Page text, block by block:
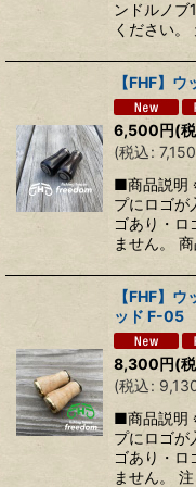
ンドルノブ
ください
【FHF】
6,500円(
(税込: 7,150
■商品説明
プにロゴが
ゴあり・ロ
ません。
【FHF】
ッド F-05
8,300円(
(税込:
■商品説明
プにロゴが
ゴあり・ロ
ません。